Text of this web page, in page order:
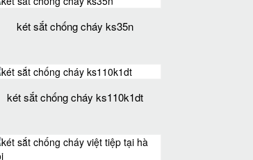
két sắt chống cháy ks35n
két sắt chống cháy ks110k1dt